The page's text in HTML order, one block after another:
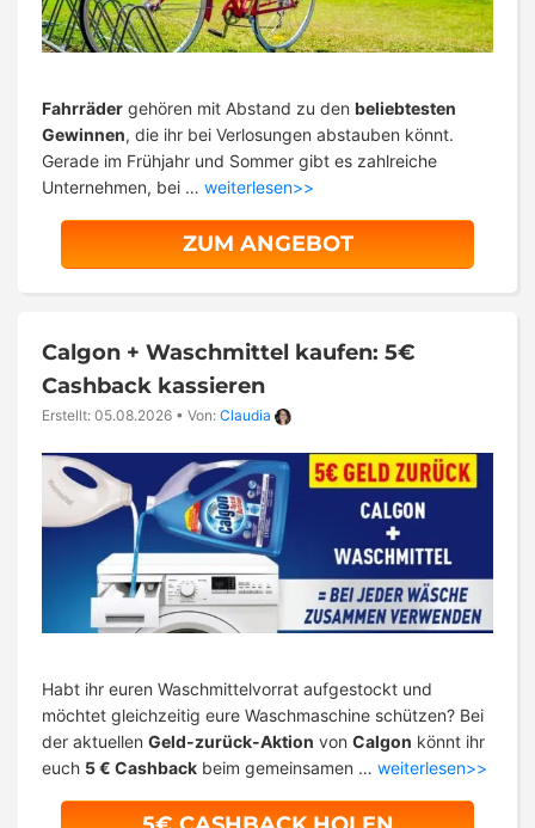
Fahrräder gehören mit Abstand zu den beliebtesten
Gewinnen, die ihr bei Verlosungen abstauben könnt.
Gerade im Frühjahr und Sommer gibt es zahlreiche
Unternehmen, bei … weiterlesen>>
ZUM ANGEBOT
Calgon + Waschmittel kaufen: 5€
Cashback kassieren
Erstellt: 05.08.2026 • Von: Claudia
Habt ihr euren Waschmittelvorrat aufgestockt und
möchtet gleichzeitig eure Waschmaschine schützen? Bei
der aktuellen Geld-zurück-Aktion von Calgon könnt ihr
euch 5 € Cashback beim gemeinsamen … weiterlesen>>